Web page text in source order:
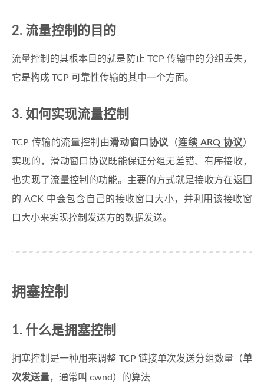
2. 流量控制的目的
流量控制的其根本目的就是防止 TCP 传输中的分组丢失，
它是构成 TCP 可靠性传输的其中一个方面。
3. 如何实现流量控制
TCP 传输的流量控制由滑动窗口协议 （连续 ARQ 协议 ）
实现的，滑动窗口协议既能保证分组无差错、有序接收，
也实现了流量控制的功能。主要的方式就是接收方在返回
的 ACK 中会包含自己的接收窗口大小，并利用该接收窗
口大小来实现控制发送方的数据发送。
拥塞控制
1. 什么是拥塞控制
拥塞控制是一种用来调整 TCP 链接单次发送分组数量（单
次发送量，通常叫 cwnd）的算法